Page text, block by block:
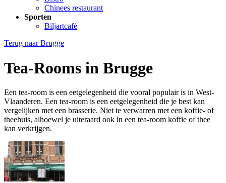
Chinees restaurant
Sporten
Biljartcafé
Terug naar Brugge
Tea-Rooms in Brugge
Een tea-room is een eetgelegenheid die vooral populair is in West-
Vlaanderen. Een tea-room is een eetgelegenheid die je best kan
vergelijken met een brasserie. Niet te verwarren met een koffie- of
theehuis, alhoewel je uiteraard ook in een tea-room koffie of thee
kan verkrijgen.